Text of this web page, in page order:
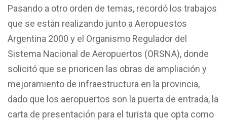
Pasando a otro orden de temas, recordó los trabajos
que se están realizando junto a Aeropuestos
Argentina 2000 y el Organismo Regulador del
Sistema Nacional de Aeropuertos (ORSNA), donde
solicitó que se prioricen las obras de ampliación y
mejoramiento de infraestructura en la provincia,
dado que los aeropuertos son la puerta de entrada, la
carta de presentación para el turista que opta como